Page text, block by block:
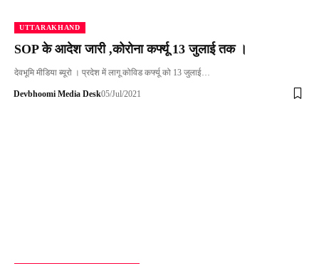
UTTARAKHAND
SOP के आदेश जारी ,कोरोना कर्फ्यू 13 जुलाई तक ।
देवभूमि मीडिया ब्यूरो । प्रदेश में लागू कोविड कर्फ्यू को 13 जुलाई…
Devbhoomi Media Desk05/Jul/2021